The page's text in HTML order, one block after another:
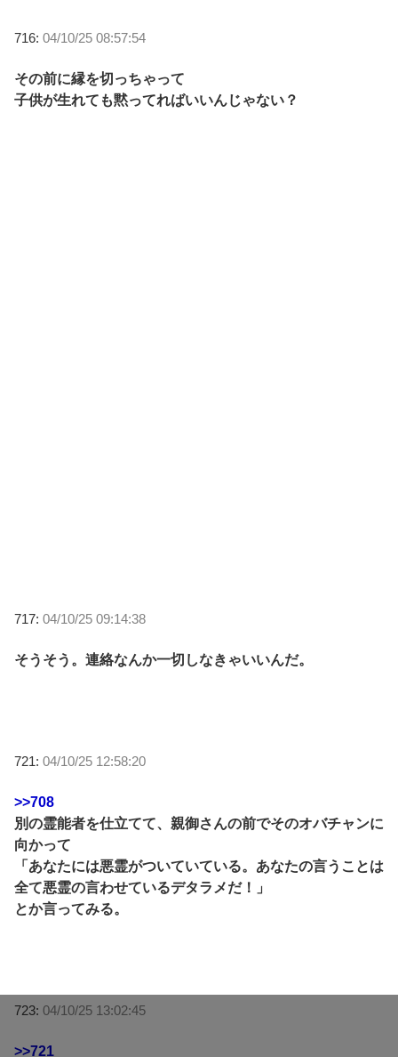
716: 04/10/25 08:57:54
その前に縁を切っちゃって
子供が生れても黙ってればいいんじゃない？
717: 04/10/25 09:14:38
そうそう。連絡なんか一切しなきゃいいんだ。
721: 04/10/25 12:58:20
>>708
別の霊能者を仕立てて、親御さんの前でそのオバチャンに
向かって
「あなたには悪霊がついていている。あなたの言うことは
全て悪霊の言わせているデタラメだ！」
とか言ってみる。
723: 04/10/25 13:02:45
>>721